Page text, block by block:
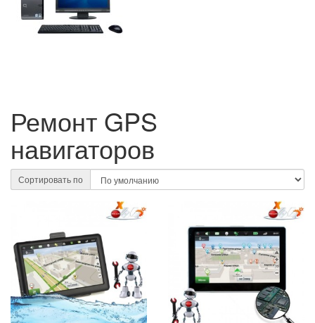
Ремонт GPS
навигаторов
Сортировать по